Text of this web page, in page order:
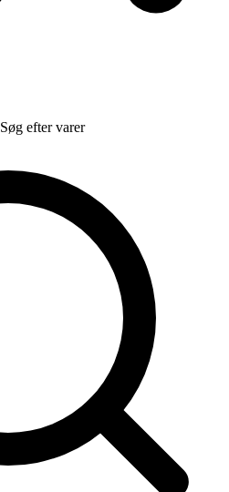
Søg efter varer